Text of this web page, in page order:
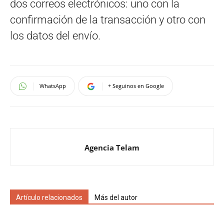
dos correos electrónicos: uno con la
confirmación de la transacción y otro con
los datos del envío.
WhatsApp + Seguinos en Google
Agencia Telam
Artículo relacionados Más del autor